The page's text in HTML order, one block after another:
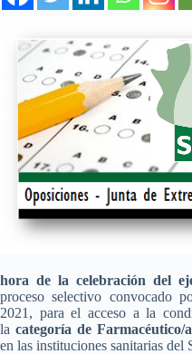
hora de la celebración del
proceso selectivo convocado
2021, para el acceso a la
la categoría de
en las instituciones sanitarias